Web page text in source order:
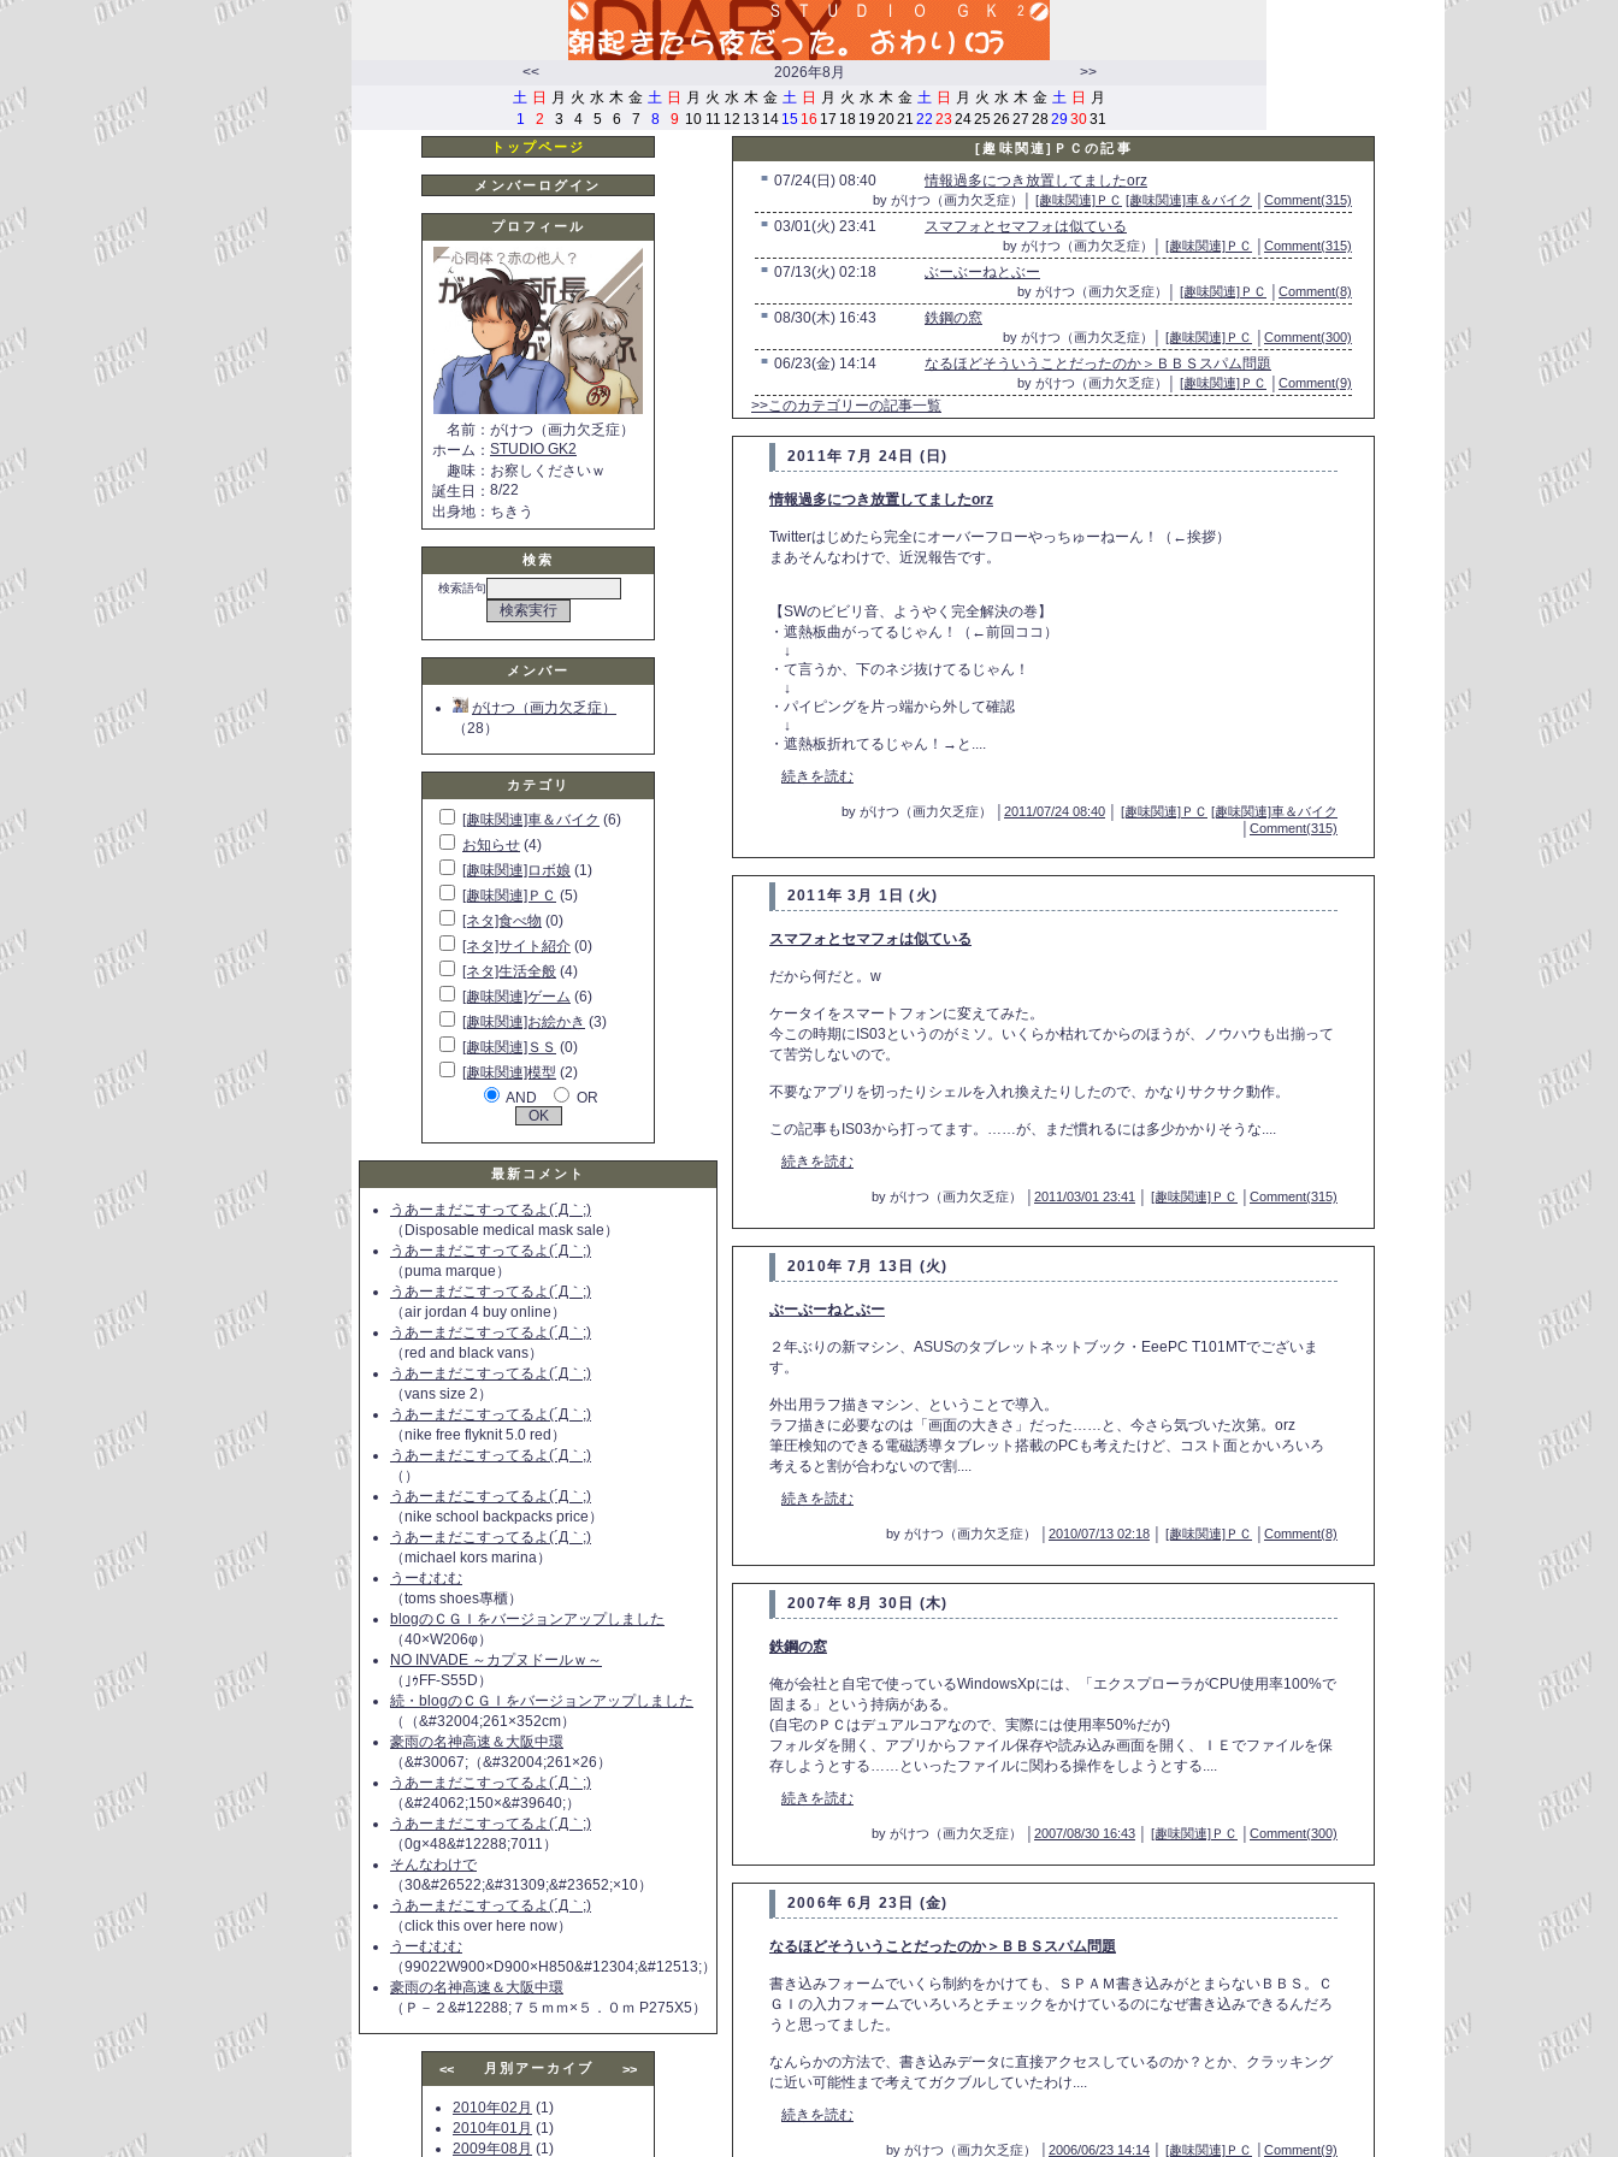
<< 2026年8月
>>
土 日 月 火 水 木 金 土 日 月 火 水 木 金 土 日 月 火 水 木 金 土 日 月 火 水 木 金 土 日
月
1
2 3 4 5 6 7 8 9 10 11 12 13 14 15 16 17 18 19 2021 22 23 242526 27 2829 3031
トップページ
メンバーログイン
プロフィール
名前 ： がけつ（画力欠乏症）
ホーム ： STUDIO GK2
趣味 ： お察しくださいｗ
誕生日 ： 8/22
出身地 ： ちきう
検索
検索語句
メンバー
がけつ（画力欠乏症）
（28）
カテゴリ
[趣味関連]車＆バイク (6)
お知らせ (4)
[趣味関連]ロボ娘 (1)
[趣味関連]ＰＣ (5)
[ネタ]食べ物 (0)
[ネタ]サイト紹介 (0)
[ネタ]生活全般 (4)
[趣味関連]ゲーム (6)
[趣味関連]お絵かき (3)
[趣味関連]ＳＳ (0)
[趣味関連]模型 (2)
AND
OR
最新コメント
うあーまだこすってるよ(´Д｀;)
（Disposable medical mask sale）
うあーまだこすってるよ(´Д｀;)
（puma marque）
うあーまだこすってるよ(´Д｀;)
（air jordan 4 buy online）
うあーまだこすってるよ(´Д｀;)
（red and black vans）
うあーまだこすってるよ(´Д｀;)
（vans size 2）
うあーまだこすってるよ(´Д｀;)
（nike free flyknit 5.0 red）
うあーまだこすってるよ(´Д｀;)
（）
うあーまだこすってるよ(´Д｀;)
（nike school backpacks price）
うあーまだこすってるよ(´Д｀;)
（michael kors marina）
うーむむむ
（toms shoes專櫃）
blogのＣＧＩをバージョンアップしました
（40×W206φ）
NO INVADE ～カプヌドールｗ～
（｣ｩFF-S55D）
続・blogのＣＧＩをバージョンアップしました
（（&#32004;261×352cm）
豪雨の名神高速＆大阪中環
（&#30067;（&#32004;261×26）
うあーまだこすってるよ(´Д｀;)
（&#24062;150×&#39640;）
うあーまだこすってるよ(´Д｀;)
（0g×48&#12288;7011）
そんなわけで
（30&#26522;&#31309;&#23652;×10）
うあーまだこすってるよ(´Д｀;)
（click this over here now）
うーむむむ
（99022W900×D900×H850&#12304;&#12513;）
豪雨の名神高速＆大阪中環
（Ｐ－２&#12288;７５ｍｍ×５．０ｍ P275X5）
<< 月別アーカイブ >>
2010年02月 (1)
2010年01月 (1)
2009年08月 (1)
[趣味関連]ＰＣの記事
■ 07/24(日) 08:40 情報過多につき放置してましたorz
by がけつ（画力欠乏症）│ [趣味関連]ＰＣ [趣味関連]車＆バイク Comment(315)
■ 03/01(火) 23:41 スマフォとセマフォは似ている
by がけつ（画力欠乏症）│ [趣味関連]ＰＣ Comment(315)
■ 07/13(火) 02:18 ぶーぶーねとぶー
by がけつ（画力欠乏症）│ [趣味関連]ＰＣ Comment(8)
■ 08/30(木) 16:43 鉄鋼の窓
by がけつ（画力欠乏症）│ [趣味関連]ＰＣ Comment(300)
■ 06/23(金) 14:14 なるほどそういうことだったのか＞ＢＢＳスパム問題
by がけつ（画力欠乏症）│ [趣味関連]ＰＣ Comment(9)
>>このカテゴリーの記事一覧
2011年 7月 24日 (日)
情報過多につき放置してましたorz
Twitterはじめたら完全にオーバーフローやっちゅーねーん！（←挨拶）
まあそんなわけで、近況報告です。
【SWのビビリ音、ようやく完全解決の巻】
・遮熱板曲がってるじゃん！（←前回ココ）
↓
・て言うか、下のネジ抜けてるじゃん！
↓
・パイピングを片っ端から外して確認
↓
・遮熱板折れてるじゃん！→と....
続きを読む
by がけつ（画力欠乏症） │ 2011/07/24 08:40 [趣味関連]ＰＣ [趣味関連]車＆バイク
Comment(315)
2011年 3月 1日 (火)
スマフォとセマフォは似ている
だから何だと。w
ケータイをスマートフォンに変えてみた。
今この時期にIS03というのがミソ。いくらか枯れてからのほうが、ノウハウも出揃って
て苦労しないので。
不要なアプリを切ったりシェルを入れ換えたりしたので、かなりサクサク動作。
この記事もIS03から打ってます。……が、まだ慣れるには多少かかりそうな....
続きを読む
by がけつ（画力欠乏症） │ 2011/03/01 23:41 [趣味関連]ＰＣ Comment(315)
2010年 7月 13日 (火)
ぶーぶーねとぶー
２年ぶりの新マシン、ASUSのタブレットネットブック・EeePC T101MTでございま
す。
外出用ラフ描きマシン、ということで導入。
ラフ描きに必要なのは「画面の大きさ」だった……と、今さら気づいた次第。orz
筆圧検知のできる電磁誘導タブレット搭載のPCも考えたけど、コスト面とかいろいろ
考えると割が合わないので割....
続きを読む
by がけつ（画力欠乏症） │ 2010/07/13 02:18 [趣味関連]ＰＣ Comment(8)
2007年 8月 30日 (木)
鉄鋼の窓
俺が会社と自宅で使っているWindowsXpには、「エクスプローラがCPU使用率100%で
固まる」という持病がある。
(自宅のＰＣはデュアルコアなので、実際には使用率50%だが)
フォルダを開く、アプリからファイル保存や読み込み画面を開く、ＩＥでファイルを保
存しようとする……といったファイルに関わる操作をしようとする....
続きを読む
by がけつ（画力欠乏症） │ 2007/08/30 16:43 [趣味関連]ＰＣ Comment(300)
2006年 6月 23日 (金)
なるほどそういうことだったのか＞ＢＢＳスパム問題
書き込みフォームでいくら制約をかけても、ＳＰＡＭ書き込みがとまらないＢＢＳ。Ｃ
ＧＩの入力フォームでいろいろとチェックをかけているのになぜ書き込みできるんだろ
うと思ってました。
なんらかの方法で、書き込みデータに直接アクセスしているのか？とか、クラッキング
に近い可能性まで考えてガクブルしていたわけ....
続きを読む
by がけつ（画力欠乏症） │ 2006/06/23 14:14 [趣味関連]ＰＣ Comment(9)